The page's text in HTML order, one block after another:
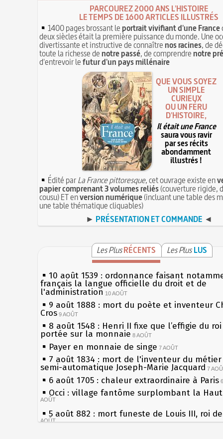
PARCOUREZ 2000 ANS L'HISTOIRE
LE TEMPS DE 1600 ARTICLES ILLUSTRÉS
1400 pages brossant leportrait vivifiant d'une France
deux siècles était la première puissance du monde. Une
divertissante et instructive de connaîtrenos racines, de
toute la richesse denotre passé, de comprendrenotre
d'entrevoir lefutur d'un pays millénaire
QUE VOUS SOYEZ
UN SIMPLE
CURIEUX
OU UN FÉRU
D'HISTOIRE,
Il était une France
saura vous ravir
par ses récits
abondamment
illustrés !
Édité parLa France pittoresque, cet ouvrage existe en
papier comprenant 3 volumes reliés(couverture rigide,
cousu) ET enversion numérique(incluant une table des
une table thématique cliquables)
► PRÉSENTATION ET COMMANDE ◄
Les PlusRÉCENTS Les Plus LUS
10 août 1539 : ordonnance faisant
français la langue officielle du droit et de
l'administration 10 AOÛT
9 août 1888 : mort du poète et inventeur
Cros 9 AOÛT
8 août 1548 : Henri II fixe que l’effigie du
portée sur la monnaie 8 AOÛT
Payer en monnaie de singe 7 AOÛT
7 août 1834 : mort de l'inventeur du
semi-automatique Joseph-Marie Jacquard 7
6 août 1705 : chaleur extraordinaire à Paris
Occi : village fantôme surplombant la
AOÛT
5 août 882 : mort funeste de Louis III, roi
AOÛT